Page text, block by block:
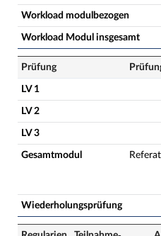
Workload modulbezogen
Workload Modul insgesamt
Prüfung
LV 1
LV 2
LV 3
Gesamtmodul Referat
Wiederholungsprüfung